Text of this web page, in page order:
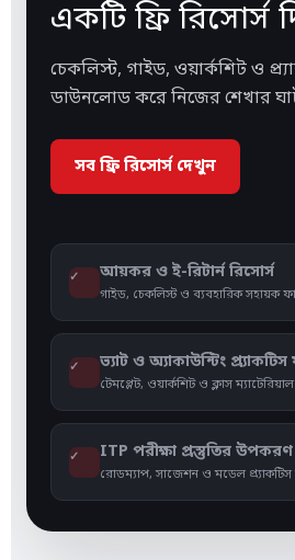
একটি ফ্রি রিসোর্স
চেকলিস্ট, গাইড, ওয়ার্কশিট ও
ডাউনলোড করে নিজের শেখার
সব ফ্রি রিসোর্স দেখুন
✓ আয়কর ও ই-রিটার্ন রিসোর্স
গাইড, চেকলিস্ট ও ব্যবহারিক সহায়ক
✓ ভ্যাট ও অ্যাকাউন্টিং
টেমপ্লেট, ওয়ার্কশিট ও ক্লাস ম্যাটেরিয়াল
✓ ITP পরীক্ষা প্রস্তুতির উপকরণ
রোডম্যাপ, সাজেশন ও মডেল প্র্যাকটিস